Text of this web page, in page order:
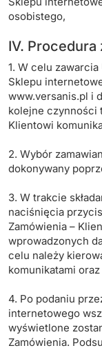
osobistego,
IV.
1. W celu
Sklepu
www.versanis.pl i
kolejne czynności
Klientowi
2. Wybór
dokonywany
3. W trakcie
naciśnięcia
Zamówienia –
wprowadzonych
celu należy
komunikatami
4. Po podaniu
internetowego
wyświetlone
Zamówienia.